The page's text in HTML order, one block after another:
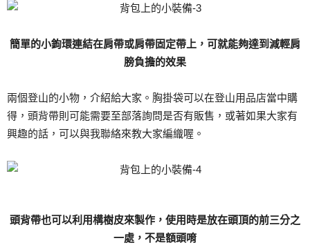
簡單的小鉤環連結在肩帶或肩帶固定帶上，可就能夠達到減輕肩
膀負擔的效果
兩個登山的小物，介紹給大家。胸掛袋可以在登山用品店當中購
得，頭背帶則可能需要至部落詢問是否有販售，或著如果大家有
興趣的話，可以與我聯絡來教大家編織喔。
頭背帶也可以利用構樹皮來製作，使用時是放在頭頂的前三分之
一處，不是額頭唷